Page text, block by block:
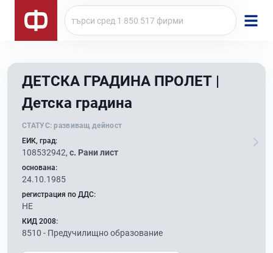
ДЕТСКА ГРАДИНА ПРОЛЕТ |
Детска градина
СТАТУС: развиващ дейност
ЕИК, град:
108532942, с. Рани лист
основана:
24.10.1985
регистрация по ДДС:
НЕ
КИД 2008:
8510 - Предучилищно образование